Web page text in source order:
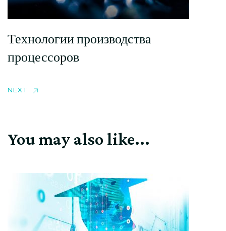
Технологии производства
процессоров
NEXT
You may also like...